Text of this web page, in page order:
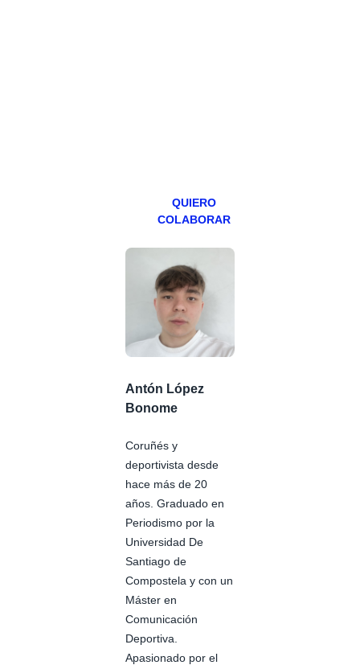
QUIERO
COLABORAR
Antón López
Bonome
Coruñés y
deportivista desde
hace más de 20
años. Graduado en
Periodismo por la
Universidad De
Santiago de
Compostela y con un
Máster en
Comunicación
Deportiva.
Apasionado por el